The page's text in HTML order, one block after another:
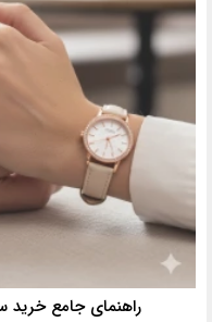
راهنمای جامع